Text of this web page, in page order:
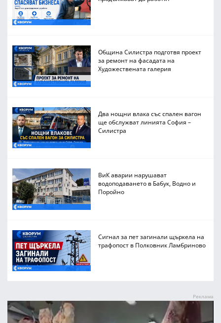
Община Силистра подготвя проект
за ремонт на фасадата на
Художествената галерия
Два нощни влака със спален вагон
ще обслужват линията София –
Силистра
ВиК аварии нарушават
водоподаването в Бабук, Водно и
Поройно
Сигнал за пет загинали щъркела на
трафопост в Полковник Ламбриново